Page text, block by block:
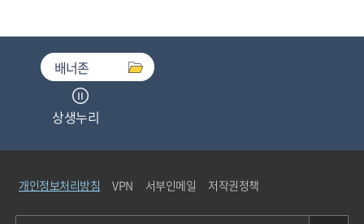
배너존
상생누리
중소기업기술마켓
개인정보처리방침 VPN 서부인메일 저작권정책